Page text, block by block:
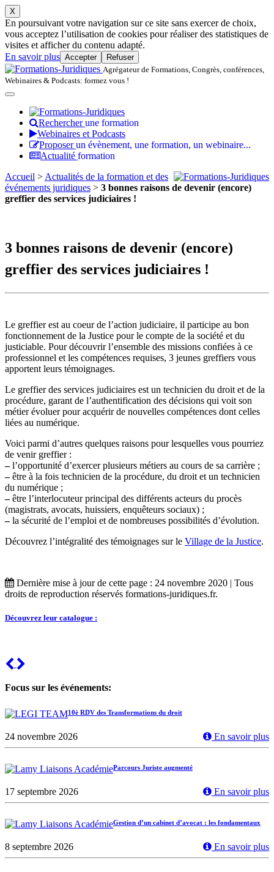
X
En poursuivant votre navigation sur ce site sans exercer de choix,
vous acceptez l’utilisation de cookies pour réaliser des statistiques de
visites et afficher du contenu adapté.
En savoir plus Accepter
Refuser
Agrégateur de Formations, Congrès, conférences,
Webinaires & Podcasts: formez vous !
Rechercherune formation
Webinaires et Podcasts
Proposerun évènement, une formation, un webinaire...
Actualité formation
Accueil > Actualités de la formation et des
événements juridiques > 3 bonnes raisons de devenir (encore)
greffier des services judiciaires !
3 bonnes raisons de devenir (encore)
greffier des services judiciaires !
Le greffier est au coeur de l’action judiciaire, il participe au bon
fonctionnement de la Justice pour le compte de la société et du
justiciable. Pour découvrir l’ensemble des missions confiées à ce
professionnel et les compétences requises, 3 jeunes greffiers vous
apportent leurs témoignages.
Le greffier des services judiciaires est un technicien du droit et de la
procédure, garant de l’authentification des décisions qui voit son
métier évoluer pour acquérir de nouvelles compétences dont celles
liées au numérique.
Voici parmi d’autres quelques raisons pour lesquelles vous pourriez
de venir greffier :
–l’opportunité d’exercer plusieurs métiers au cours de sa carrière ;
–être à la fois technicien de la procédure, du droit et un technicien
du numérique ;
–être l’interlocuteur principal des différents acteurs du procès
(magistrats, avocats, huissiers, enquêteurs sociaux) ;
–la sécurité de l’emploi et de nombreuses possibilités d’évolution.
Découvrez l’intégralité des témoignages sur le Village de la Justice.
Dernière mise à jour de cette page : 24 novembre 2020 | Tous
droits de reproduction réservés formations-juridiques.fr.
Découvrez leur catalogue :
Previous
Focus sur les événements:
10è RDV des Transformations du droit
24 novembre 2026 En savoir plus
Parcours Juriste augmenté
17 septembre 2026 En savoir plus
Gestion d’un cabinet d’avocat : les fondamentaux
8 septembre 2026 En savoir plus